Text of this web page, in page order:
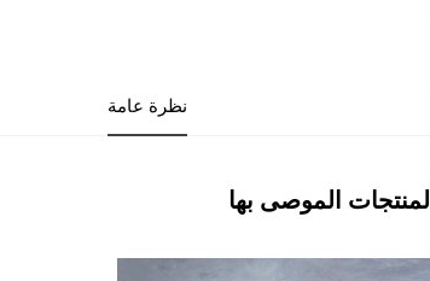
نظرة عامة
المنتجات الموصى بها